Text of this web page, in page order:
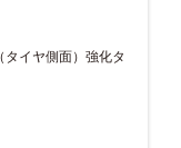
イヤ側面）強化タ